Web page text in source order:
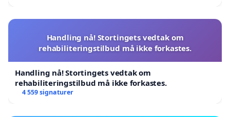
Handling nå! Stortingets vedtak om
rehabiliteringstilbud må ikke forkastes.
Handling nå! Stortingets vedtak om
rehabiliteringstilbud må ikke forkastes.
4 559 signaturer